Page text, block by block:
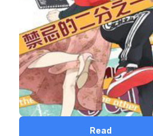
Read